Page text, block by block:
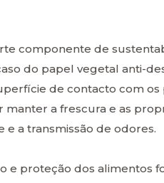
componente de
do papel vegetal anti-
de contacto com os
a frescura e as
a transmissão de odores.
e proteção dos alimentos